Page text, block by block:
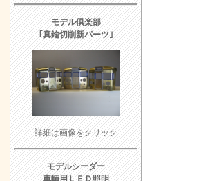
モデル倶楽部
｢真鍮切削新パーツ｣
詳細は画像をクリック
モデルシーダー
車輌用ＬＥＤ照明